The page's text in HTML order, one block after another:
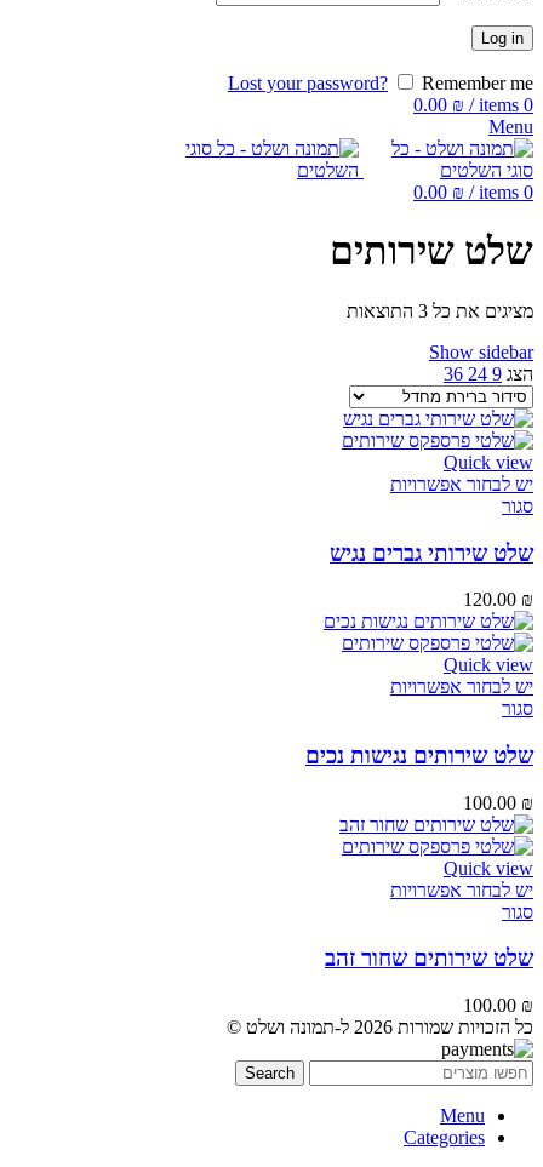
Log in
Lost your password?
Remember me
0
items
/
0.00 ₪
Menu
0
items
/
0.00 ₪
שלט שירותים
מציגים את כל ⁦3⁩ התוצאות
Show sidebar
הצג 9
24
36
Quick view
יש לבחור אפשרויות
סגור
שלט שירותי גברים נגיש
120.00 ₪
Quick view
יש לבחור אפשרויות
סגור
שלט שירותים נגישות נכים
100.00 ₪
Quick view
יש לבחור אפשרויות
סגור
שלט שירותים שחור זהב
100.00 ₪
כל הזכויות שמורות 2026 ל-תמונה ושלט ©
Search
Menu
Categories